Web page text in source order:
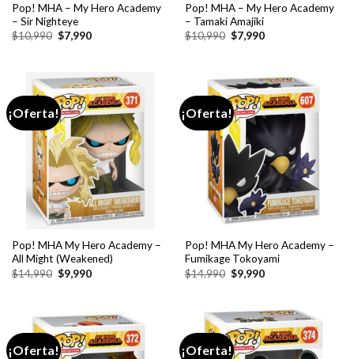
Pop! MHA – My Hero Academy
– Sir Nighteye
$10,990 El
precio
$10,990.
$7,990El
$7,990.
Pop! MHA – My Hero Academy
– Tamaki Amajiki
$10,990 El
precio
$10,990.
$7,990El
$7,990.
¡Oferta!
Pop! MHA My Hero Academy –
All Might (Weakened)
$14,990 El
precio
$14,990.
$9,990El
$9,990.
¡Oferta!
Pop! MHA My Hero Academy –
Fumikage Tokoyami
$14,990 El
precio
$14,990.
$9,990El
$9,990.
¡Oferta! ¡Oferta!